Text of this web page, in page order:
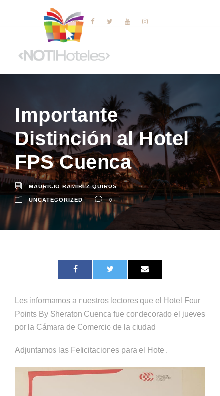
Importante
Distinción al Hotel
FPS Cuenca
MAURICIO RAMIREZ QUIROS
UNCATEGORIZED 0
Les informamos a nuestros lectores que el Hotel Four
Points By Sheraton Cuenca fue condecorado el jueves
por la Cámara de Comercio de la ciudad
Adjuntamos las Felicitaciones para el Hotel.